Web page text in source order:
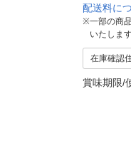
配送料に
※一部の商
いたします
在庫確認
賞味期限/